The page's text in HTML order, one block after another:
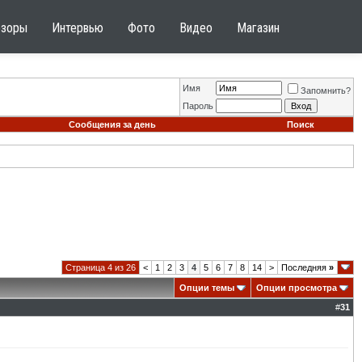
Интервью Фото Видео Магазин
Имя
Запомнить?
Пароль
Сообщения за день
Поиск
Страница 4 из 26 < 1 2 3 4 5 6 7 8 14 > Последняя »
Опции темы
Опции просмотра
#31